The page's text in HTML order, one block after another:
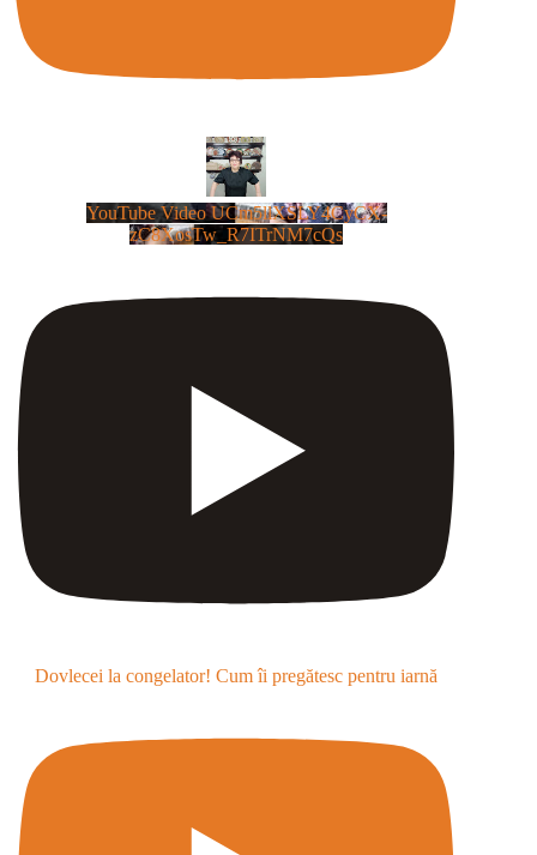
YouTube Video UCm5llXSLY4CyCX-
zC8XosTw_R7ITrNM7cQs
Dovlecei la congelator! Cum îi pregătesc pentru iarnă